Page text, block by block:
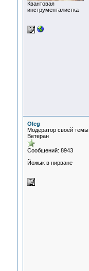
Квантовая
инструменталистка
Oleg
Модератор своей темы
Ветеран
Сообщений: 8943
Йожык в нирване